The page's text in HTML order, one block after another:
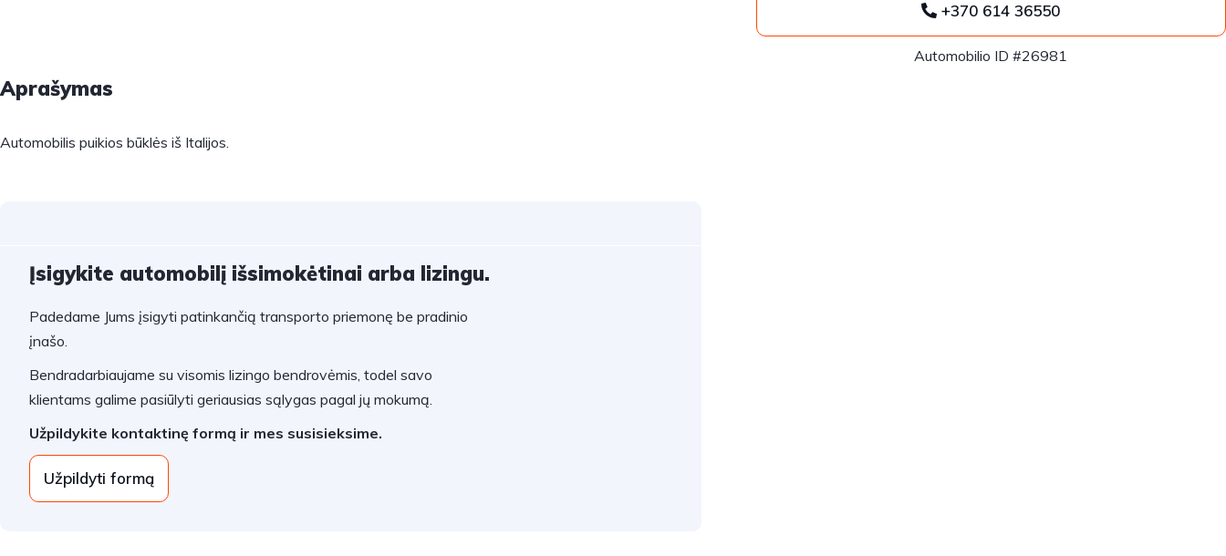
Aprašymas
Automobilis puikios būklės iš Italijos.
Įsigykite automobilį išsimokėtinai arba lizingu.
Padedame Jums įsigyti patinkančią transporto priemonę be pradinio
įnašo.
Bendradarbiaujame su visomis lizingo bendrovėmis, todel savo
klientams galime pasiūlyti geriausias sąlygas pagal jų mokumą.
Užpildykite kontaktinę formą ir mes susisieksime.
Užpildyti formą
+370 614 36550
Automobilio ID #26981